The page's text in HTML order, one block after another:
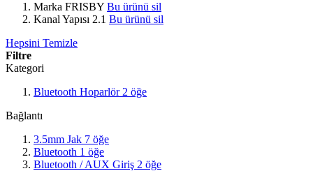
Marka FRISBY Bu ürünü sil
Kanal Yapısı 2.1 Bu ürünü sil
Hepsini Temizle
Filtre
Kategori
Bluetooth Hoparlör 2 öğe
Bağlantı
3.5mm Jak 7 öğe
Bluetooth 1 öğe
Bluetooth / AUX Giriş 2 öğe